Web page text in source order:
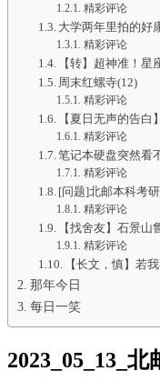
精彩评论
大学两年里拍的好
精彩评论
【转】超神准！
周末红螺寺(12)
精彩评论
【夏日无声的告白
精彩评论
笔记本硬盘突然看
精彩评论
[问题]北邮本科考
精彩评论
【找舍友】石景山
精彩评论
【长文，慎】若
那年今日
每日一笑
2023_05_13_